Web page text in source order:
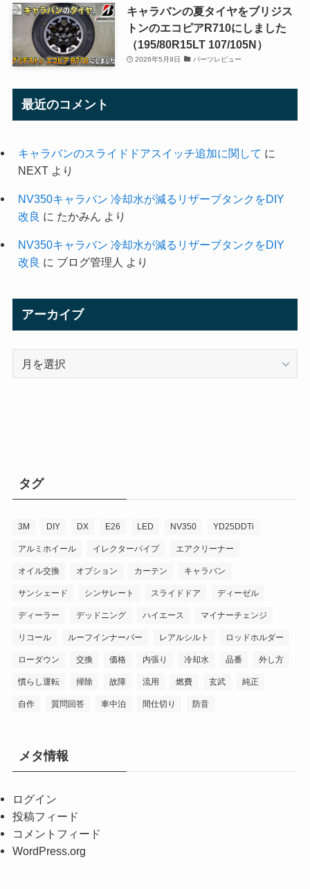
キャラバンの夏タイヤをブリジス
トンのエコピアR710にしました
（195/80R15LT 107/105N）
2026年5月9日 パーツレビュー
最近のコメント
キャラバンのスライドドアスイッチ追加に関して に
NEXTより
NV350キャラバン 冷却水が減るリザーブタンクをDIY
改良 に たかみん より
NV350キャラバン 冷却水が減るリザーブタンクをDIY
改良 に ブログ管理人 より
アーカイブ
タグ
3M DIY DX E26 LED NV350 YD25DDTi
アルミホイール イレクターパイプ エアクリーナー
オイル交換 オプション カーテン キャラバン
サンシェード シンサレート スライドドア ディーゼル
ディーラー デッドニング ハイエース マイナーチェンジ
リコール ルーフインナーバー レアルシルト ロッドホルダー
ローダウン 交換 価格 内張り 冷却水 品番 外し方
慣らし運転 掃除 故障 流用 燃費 玄武 純正
自作 質問回答 車中泊 間仕切り 防音
メタ情報
ログイン
投稿フィード
コメントフィード
WordPress.org